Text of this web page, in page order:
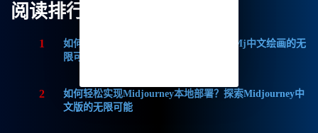
阅读排行
1
如何获取Midjourney破解版免费？探索Mj中文绘画的无
限可能
2
如何轻松实现Midjourney本地部署？探索Midjourney中
文版的无限可能